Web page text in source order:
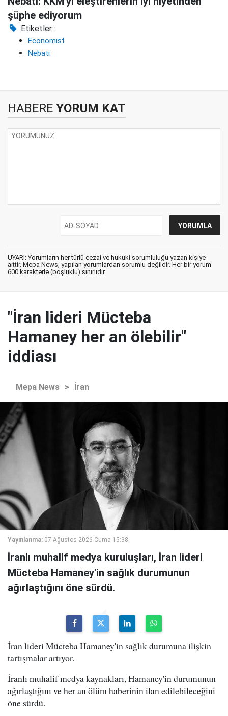
şüphe ediyorum
Etiketler :
Economist
Nebati
HABERE YORUM KAT
UYARI: Yorumların her türlü cezai ve hukuki sorumluluğu yazan kişiye
aittir. Mepa News, yapılan yorumlardan sorumlu değildir. Her bir yorum
600 karakterle (boşluklu) sınırlıdır.
"İran lideri Mücteba
Hamaney her an ölebilir"
iddiası
Mepa News > İran
Yayınlanma: 07 Ağustos 2026 Cuma 15:38
İranlı muhalif medya kuruluşları, İran lideri
Mücteba Hamaney'in sağlık durumunun
ağırlaştığını öne sürdü.
İran lideri Mücteba Hamaney'in sağlık durumuna ilişkin
tartışmalar artıyor.
İranlı muhalif medya kaynakları, Hamaney'in durumunun
ağırlaştığını ve her an ölüm haberinin ilan edilebileceğini
öne sürdü.